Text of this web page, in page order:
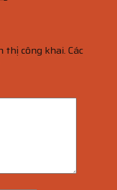
thị công khai. Các